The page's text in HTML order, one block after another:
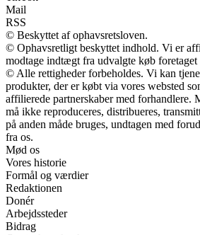
Mail
RSS
© Beskyttet af ophavsretsloven.
© Ophavsretligt beskyttet indhold. Vi er
modtage indtægt fra udvalgte køb foretaget
© Alle rettigheder forbeholdes. Vi kan
produkter, der er købt via vores websted
affilierede partnerskaber med forhandlere.
må ikke reproduceres, distribueres,
på anden måde bruges, undtagen med
fra os.
Mød os
Vores historie
Formål og værdier
Redaktionen
Donér
Arbejdssteder
Bidrag